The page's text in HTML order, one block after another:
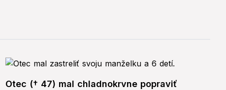
Otec († 47) mal chladnokrvne popraviť